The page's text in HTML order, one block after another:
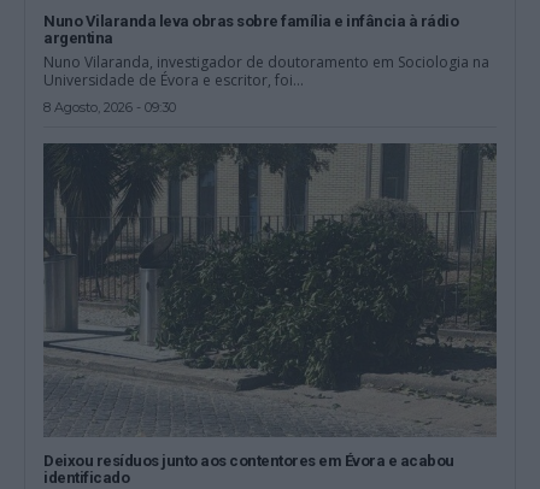
Nuno Vilaranda leva obras sobre família e infância à rádio
argentina
Nuno Vilaranda, investigador de doutoramento em Sociologia na
Universidade de Évora e escritor, foi...
8 Agosto, 2026 - 09:30
Deixou resíduos junto aos contentores em Évora e acabou
identificado